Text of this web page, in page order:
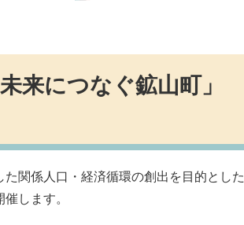
来につなぐ鉱山町」
関係人口・経済循環の創出を目的とした
します。